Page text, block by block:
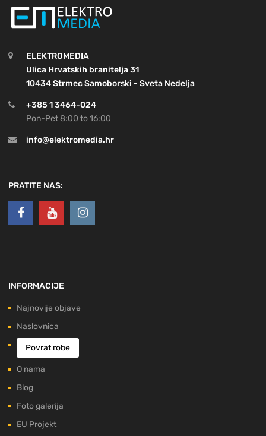
ELEKTROMEDIA
Ulica Hrvatskih branitelja 31
10434 Strmec Samoborski - Sveta Nedelja
+385 1 3464-024
Pon-Pet 8:00 to 16:00
info@elektromedia.hr
PRATITE NAS:
INFORMACIJE
Najnovije objave
Naslovnica
Povrat robe
O nama
Blog
Foto galerija
EU Projekt